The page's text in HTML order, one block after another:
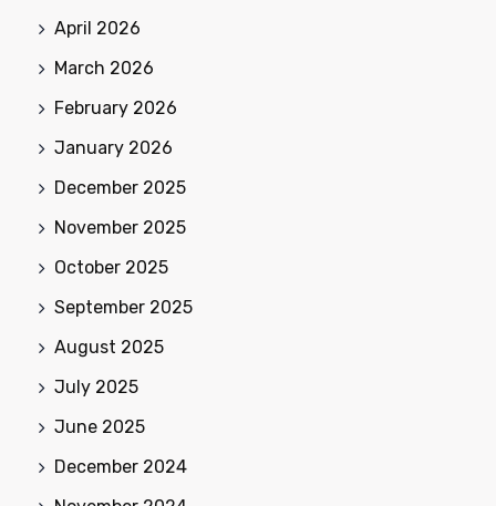
April 2026
March 2026
February 2026
January 2026
December 2025
November 2025
October 2025
September 2025
August 2025
July 2025
June 2025
December 2024